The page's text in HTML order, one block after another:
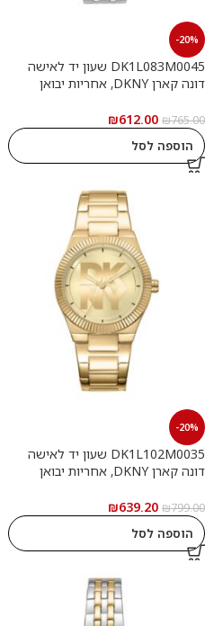
-20%
DK1L083M0045 שעון יד לאישה
דונה קארן DKNY, אחריות יבואן
₪765.00
₪612.00
הוספה לסל
-20%
DK1L102M0035 שעון יד לאישה
דונה קארן DKNY, אחריות יבואן
₪799.00
₪639.20
הוספה לסל